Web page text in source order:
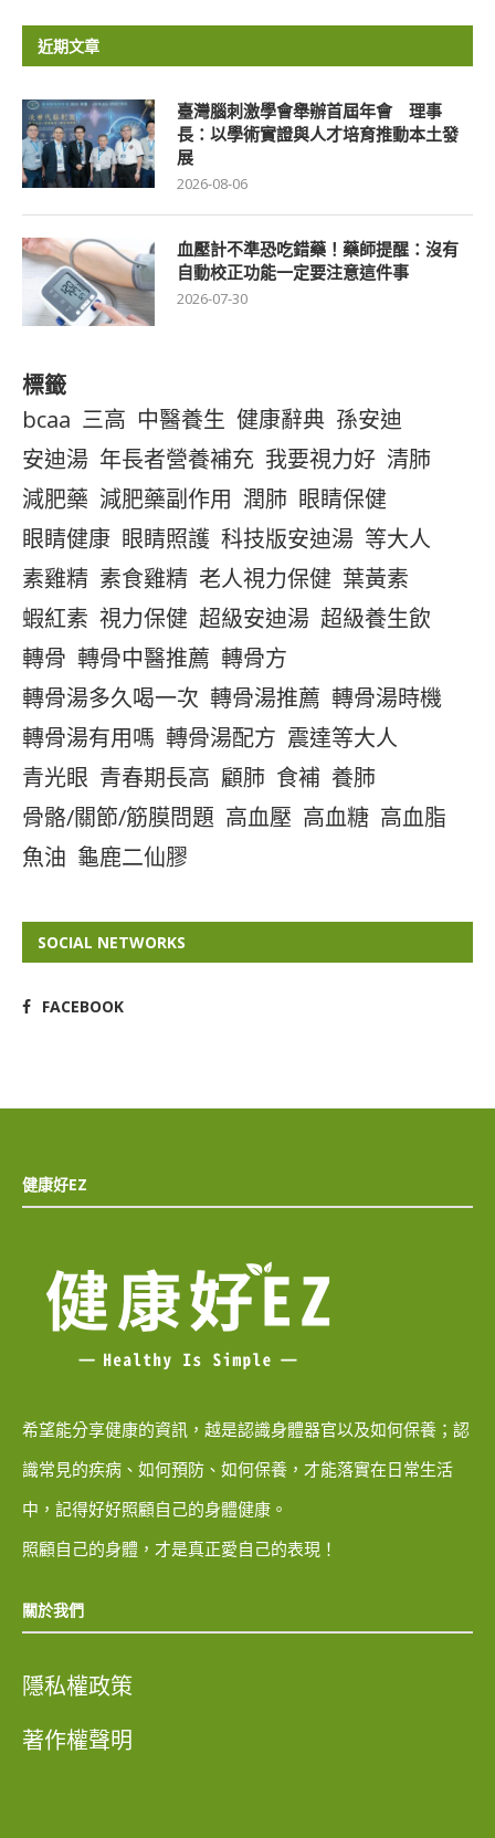
近期文章
臺灣腦刺激學會舉辦首屆年會 理事
長：以學術實證與人才培育推動本土發
展
2026-08-06
血壓計不準恐吃錯藥！藥師提醒：沒有
自動校正功能一定要注意這件事
2026-07-30
標籤
bcaa 三高 中醫養生 健康辭典 孫安迪
安迪湯 年長者營養補充 我要視力好 清肺
減肥藥 減肥藥副作用 潤肺 眼睛保健
眼睛健康 眼睛照護 科技版安迪湯 等大人
素雞精 素食雞精 老人視力保健 葉黃素
蝦紅素 視力保健 超級安迪湯 超級養生飲
轉骨 轉骨中醫推薦 轉骨方
轉骨湯多久喝一次 轉骨湯推薦 轉骨湯時機
轉骨湯有用嗎 轉骨湯配方 震達等大人
青光眼 青春期長高 顧肺 食補 養肺
骨骼/關節/筋膜問題 高血壓 高血糖 高血脂
魚油 龜鹿二仙膠
SOCIAL NETWORKS
FACEBOOK
健康好EZ
希望能分享健康的資訊，越是認識身體器官以及如何保養；認
識常見的疾病、如何預防、如何保養，才能落實在日常生活
中，記得好好照顧自己的身體健康。
照顧自己的身體，才是真正愛自己的表現！
關於我們
隱私權政策
著作權聲明